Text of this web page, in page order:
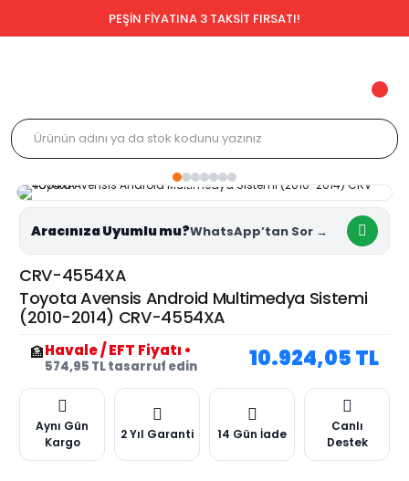
PEŞİN FİYATINA 3 TAKSİT FIRSATI!
Aracınıza Uyumlu mu?
CRV-4554XA
Toyota Avensis Android Multimedya Sistemi
(2010-2014) CRV-4554XA
🏦Havale / EFT Fiyatı •
574,95 TL tasarruf edin 10.924,05 TL
Aynı Gün
Kargo
2 Yıl Garanti 14 Gün İade
Canlı
Destek